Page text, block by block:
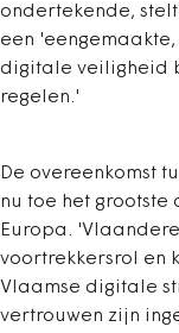
ondertekende,
een
digitale veiligheid
regelen.'
De overeenkomst
nu toe het
Europa.
voortrekkersrol en
Vlaamse digitale
vertrouwen zijn